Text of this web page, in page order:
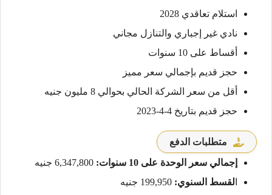
استلام تعاقدي 2028
نادي غير إجباري والتنازل مجاني
أقساط على 10 سنوات
حجز قديم بإجمالي سعر مميز
أقل من سعر الشركة الحالي بحوالي 8 مليون جنيه
حجز قديم بتاريخ 4-4-2023
متطلبات الدفع
إجمالي سعر الوحدة على 10 سنوات:
لقسط السنوي: